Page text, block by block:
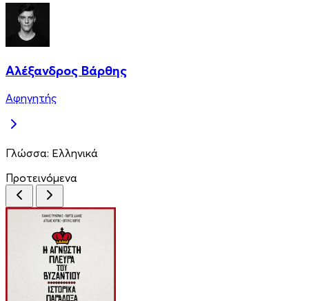
Αλέξανδρος Βάρθης
Αφηγητής
Γλώσσα: Ελληνικά
Προτεινόμενα